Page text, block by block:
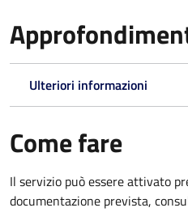
Ulteriori informazioni
Come fare
Il servizio può essere attivato
documentazione prevista,